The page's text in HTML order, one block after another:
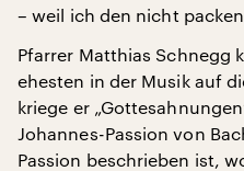
– weil ich den nicht packen
Pfarrer Matthias Schnegg
ehesten in der Musik auf
kriege er
Johannes-Passion von
Passion beschrieben ist,